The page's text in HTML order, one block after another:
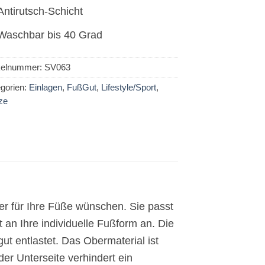
Schicht
bis 40 Grad
SV063
Einlagen, FußGut, Lifestyle/Sport,
für Ihre Füße wünschen. Sie passt
Ihre individuelle Fußform an. Die
entlastet. Das Obermaterial ist
Unterseite verhindert ein